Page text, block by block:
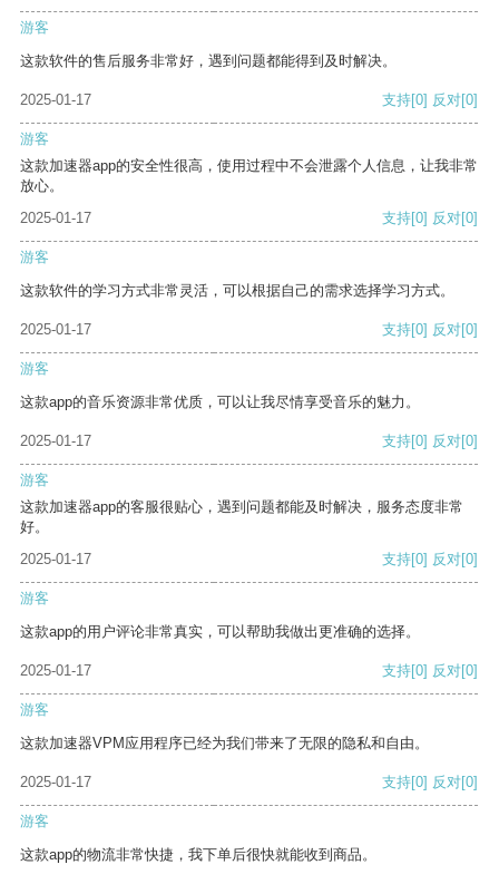
游客
这款软件的售后服务非常好，遇到问题都能得到及时解决。
2025-01-17 支持[0] 反对[0]
游客
这款加速器app的安全性很高，使用过程中不会泄露个人信息，让我非常
放心。
2025-01-17
支持[0] 反对[0]
游客
这款软件的学习方式非常灵活，可以根据自己的需求选择学习方式。
2025-01-17 支持[0] 反对[0]
游客
这款app的音乐资源非常优质，可以让我尽情享受音乐的魅力。
2025-01-17 支持[0] 反对[0]
游客
这款加速器app的客服很贴心，遇到问题都能及时解决，服务态度非常
好。
2025-01-17
支持[0] 反对[0]
游客
这款app的用户评论非常真实，可以帮助我做出更准确的选择。
2025-01-17 支持[0] 反对[0]
游客
这款加速器VPM应用程序已经为我们带来了无限的隐私和自由。
2025-01-17 支持[0] 反对[0]
游客
这款app的物流非常快捷，我下单后很快就能收到商品。